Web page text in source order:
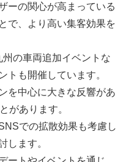
ーの関心が高まっている
で、より高い集客効果を
の車両追加イベントな
トも開催しています。
を中心に大きな反響があ
があります。
での拡散効果も考慮し
します。